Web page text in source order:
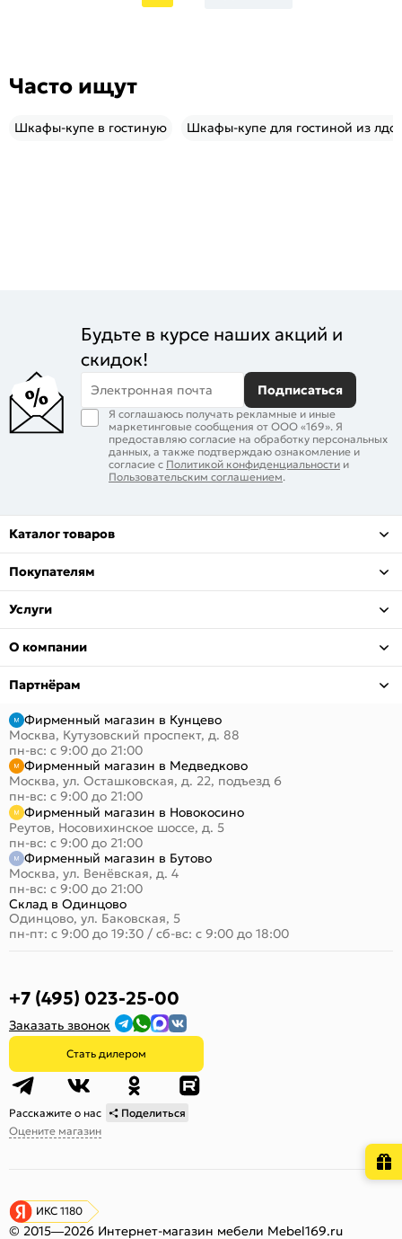
Часто ищут
Шкафы-купе в гостиную Шкафы-купе для гостиной из
Будьте в курсе наших акций и
скидок!
Электронная почта Подписаться
Я соглашаюсь получать рекламные и иные
маркетинговые сообщения от ООО «169». Я
предоставляю согласие на обработку персональных
данных, а также подтверждаю ознакомление и
согласие с Политикой конфиденциальности и
Пользовательским соглашением.
Каталог товаров
Покупателям
Услуги
О компании
Партнёрам
Фирменный магазин в Кунцево
Москва, Кутузовский проспект, д. 88
пн-вс: с 9:00 до 21:00
Фирменный магазин в Медведково
Москва, ул. Осташковская, д. 22, подъезд 6
пн-вс: с 9:00 до 21:00
Фирменный магазин в Новокосино
Реутов, Носовихинское шоссе, д. 5
пн-вс: с 9:00 до 21:00
Фирменный магазин в Бутово
Москва, ул. Венёвская, д. 4
пн-вс: с 9:00 до 21:00
Склад в Одинцово
Одинцово, ул. Баковская, 5
пн-пт: с 9:00 до 19:30 / сб-вс: с 9:00 до 18:00
+7 (495) 023-25-00
Заказать звонок
Стать дилером
Расскажите о нас
Поделиться
Оцените магазин
ИКС 1180
© 2015—2026 Интернет-магазин мебели Mebel169.ru